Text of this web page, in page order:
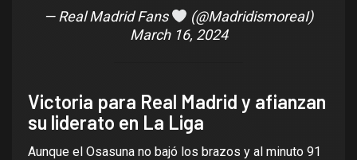
— Real Madrid Fans
(@MadridismoreaI)
March 16, 2024
Victoria para Real Madrid y afianzan
su liderato en La Liga
Aunque el Osasuna no bajó los brazos y al minuto 91